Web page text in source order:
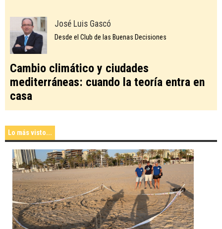
José Luis Gascó
Desde el Club de las Buenas Decisiones
Cambio climático y ciudades
mediterráneas: cuando la teoría entra en
casa
Lo más visto...